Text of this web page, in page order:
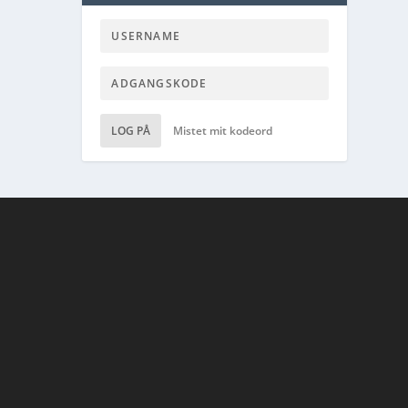
LOG PÅ Mistet mit kodeord